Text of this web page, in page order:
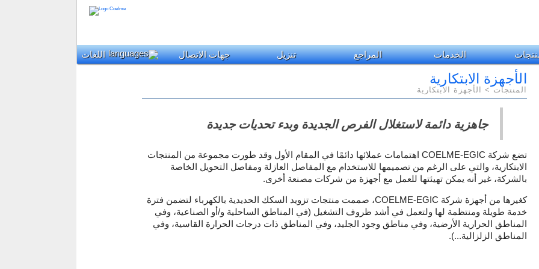
الخدمات المراجع تنزيل جهات الاتصال اللغات
الأجهزة الابتكارية
المنتجات > الأجهزة الابتكارية
جاهزية دائمة لاستغلال الفرص الجديدة وبدء تحديات جديدة
تضع شركة COELME-EGIC اهتمامات عملائها دائمًا في المقام الأول وقد طورت مجموعة من المنتجات
الابتكارية، والتي على الرغم من تصميمها للاستخدام مع المفاصل العازلة ومفاصل التحويل الخاصة
بالشركة، غير أنه يمكن تهيئتها للعمل مع أجهزة من شركات مصنعة أخرى.
كغيرها من أجهزة شركة COELME-EGIC، صممت منتجات تزويد السكك الحديدية بالكهرباء لتضمن فترة
خدمة طويلة ومنتظمة لها ولتعمل في أشد ظروف التشغيل (في المناطق الساحلية و/أو الصناعية، وفي
المناطق الحرارية الأرضية، وفي مناطق وجود الجليد، وفي المناطق ذات درجات الحرارة القاسية، وفي
المناطق الزلزالية...).